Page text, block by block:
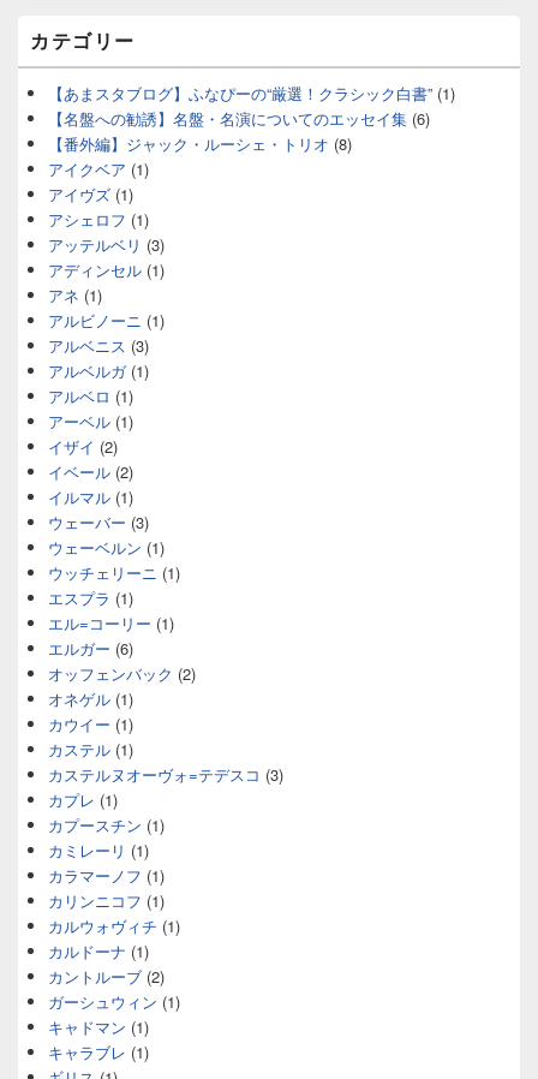
カテゴリー
【あまスタブログ】ふなぴーの“厳選！クラシック白書” (1)
【名盤への勧誘】名盤・名演についてのエッセイ集 (6)
【番外編】ジャック・ルーシェ・トリオ (8)
アイクベア (1)
アイヴズ (1)
アシェロフ (1)
アッテルベリ (3)
アディンセル (1)
アネ (1)
アルビノーニ (1)
アルベニス (3)
アルベルガ(1)
アルベロ (1)
アーベル (1)
イザイ (2)
イベール (2)
イルマル (1)
ウェーバー (3)
ウェーベルン (1)
ウッチェリーニ (1)
エスプラ (1)
エル=コーリー (1)
エルガー (6)
オッフェンバック (2)
オネゲル (1)
カウイー (1)
カステル (1)
カステルヌオーヴォ=テデスコ (3)
カプレ (1)
カプースチン (1)
カミレーリ (1)
カラマーノフ (1)
カリンニコフ (1)
カルウォヴィチ (1)
カルドーナ (1)
カントルーブ (2)
ガーシュウィン (1)
キャドマン (1)
キャラブレ (1)